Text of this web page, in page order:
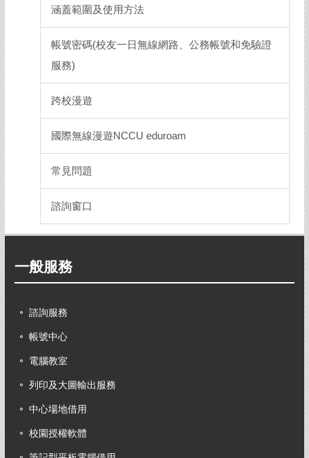
涵蓋範圍及使用方法
帳號密碼(校友一日無線網路、公務帳號和免驗證
服務)
跨校漫遊
國際無線漫遊NCCU eduroam
常見問題
諮詢窗口
一般服務
諮詢服務
帳號中心
電腦教室
列印及大圖輸出服務
中心場地借用
校園授權軟體